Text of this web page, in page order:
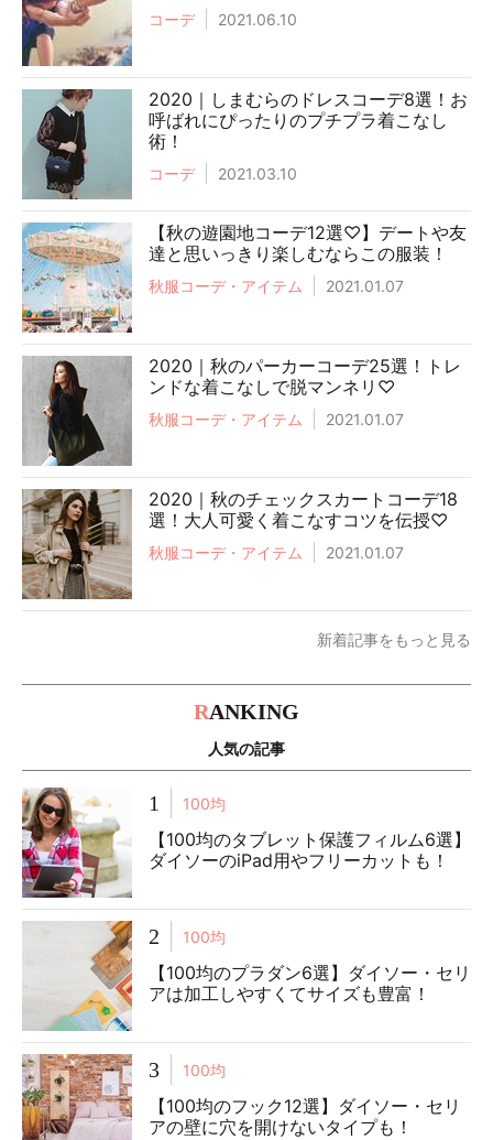
コーデ 2021.06.10
2020｜しまむらのドレスコーデ8選！お
呼ばれにぴったりのプチプラ着こなし
術！
コーデ 2021.03.10
【秋の遊園地コーデ12選♡】デートや友
達と思いっきり楽しむならこの服装！
秋服コーデ・アイテム 2021.01.07
2020｜秋のパーカーコーデ25選！トレ
ンドな着こなしで脱マンネリ♡
秋服コーデ・アイテム 2021.01.07
2020｜秋のチェックスカートコーデ18
選！大人可愛く着こなすコツを伝授♡
秋服コーデ・アイテム 2021.01.07
新着記事をもっと見る
RANKING
人気の記事
1 100均
【100均のタブレット保護フィルム6選】
ダイソーのiPad用やフリーカットも！
2 100均
【100均のプラダン6選】ダイソー・セリ
アは加工しやすくてサイズも豊富！
3 100均
【100均のフック12選】ダイソー・セリ
アの壁に穴を開けないタイプも！